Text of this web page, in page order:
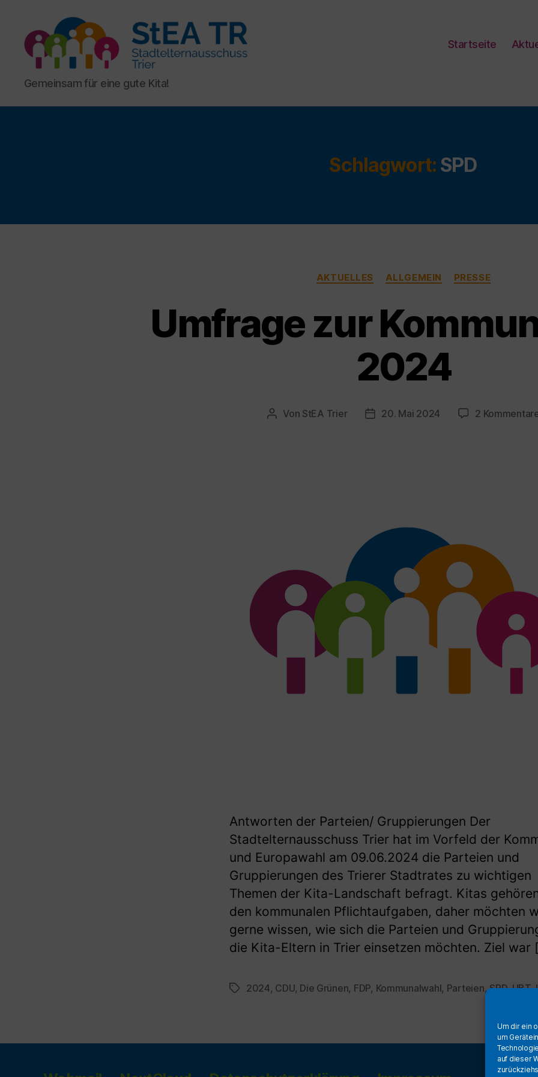
Um dir ein
um
auf dieser
StEA
Trier
Gemeinsam für eine gute Kita!
Startseite
Schlagwort: SPD
Kategorien
AKTUELLES ALLGEMEIN PRESSE
Umfrage zur
2024
Beitragsautor
Von StEA Trier Veröffentlichungsdatum
20. Mai 2024 2
Antworten der Parteien/ Gruppierungen Der
Stadtelternausschuss Trier hat im Vorfeld der
und Europawahl am 09.06.2024 die Parteien und
Gruppierungen des Trierer Stadtrates zu wichtigen
Themen der Kita-Landschaft befragt. Kitas
den kommunalen Pflichtaufgaben, daher möchten
gerne wissen, wie sich die Parteien und
die Kita-Eltern in Trier einsetzen möchten. Ziel war
Schlagwörter
2024, CDU, Die Grünen, FDP, Kommunalwahl, Parteien,SPD,UBT,